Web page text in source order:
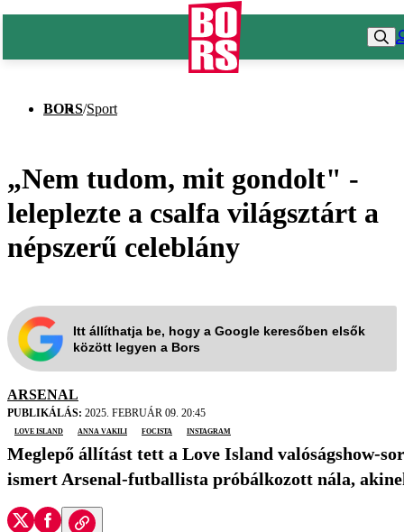
BORS/Sport
„Nem tudom, mit gondolt" -
leleplezte a csalfa világsztárt a
népszerű celeblány
Itt állíthatja be, hogy a Google keresőben elsők
között legyen a Bors
ARSENAL
PUBLIKÁLÁS: 2025. FEBRUÁR 09. 20:45
Love Island
Anna Vakili focista Instagram
Meglepő állítást tett a Love Island valóságshow-
ismert Arsenal-futballista próbálkozott nála,